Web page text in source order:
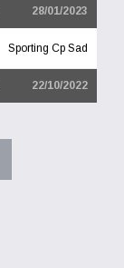
28/01/2023
Sporting Cp Sad
22/10/2022